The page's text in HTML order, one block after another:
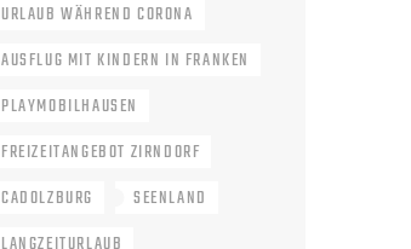
URLAUB WÄHREND CORONA
AUSFLUG MIT KINDERN IN FRANKEN
PLAYMOBILHAUSEN
FREIZEITANGEBOT ZIRNDORF
CADOLZBURG
SEENLAND